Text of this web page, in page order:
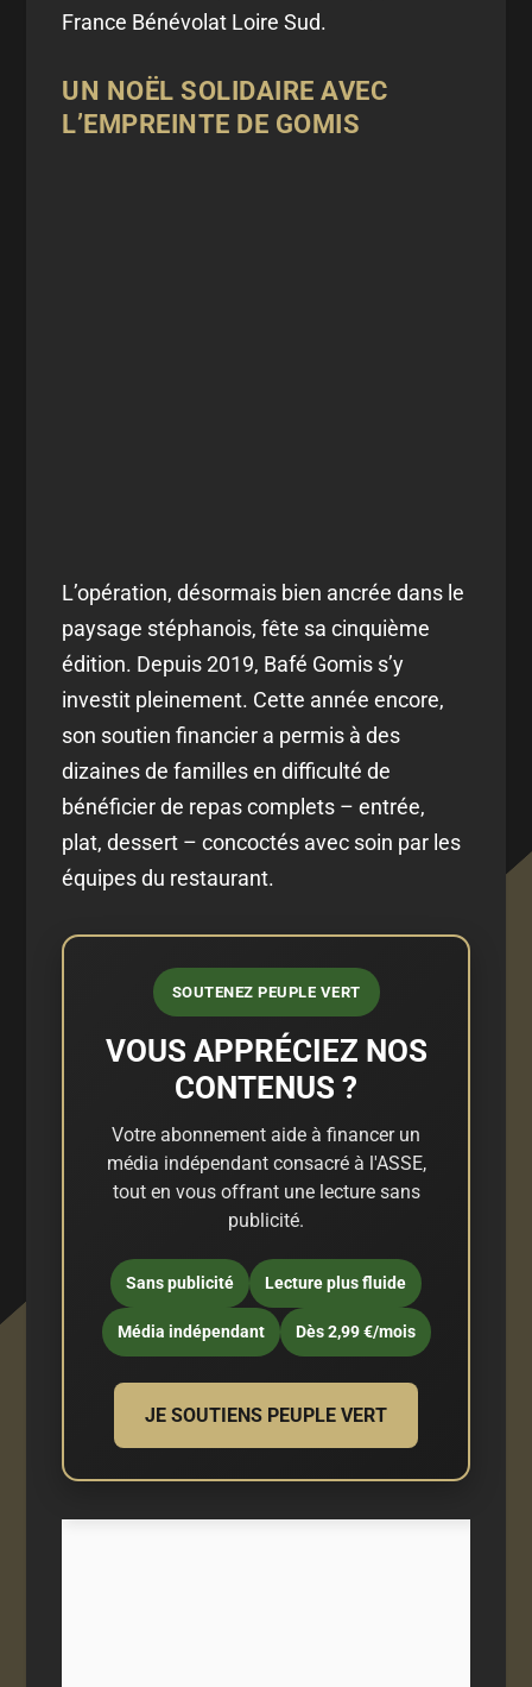
France Bénévolat Loire Sud.
UN NOËL SOLIDAIRE AVEC
L’EMPREINTE DE GOMIS
L’opération, désormais bien ancrée dans le
paysage stéphanois, fête sa cinquième
édition. Depuis 2019, Bafé Gomis s’y
investit pleinement. Cette année encore,
son soutien financier a permis à des
dizaines de familles en difficulté de
bénéficier de repas complets – entrée,
plat, dessert – concoctés avec soin par les
équipes du restaurant.
SOUTENEZ PEUPLE VERT
VOUS APPRÉCIEZ NOS
CONTENUS ?
Votre abonnement aide à financer un
média indépendant consacré à l'ASSE,
tout en vous offrant une lecture sans
publicité.
Sans publicité Lecture plus fluide
Média indépendant Dès 2,99 €/mois
JE SOUTIENS PEUPLE VERT